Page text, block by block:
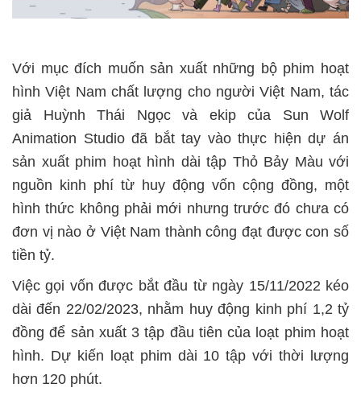
Với mục đích muốn sản xuất những bộ phim hoạt
hình Việt Nam chất lượng cho người Việt Nam, tác
giả Huỳnh Thái Ngọc và ekip của Sun Wolf
Animation Studio đã bắt tay vào thực hiện dự án
sản xuất phim hoạt hình dài tập Thỏ Bảy Màu với
nguồn kinh phí từ huy động vốn cộng đồng, một
hình thức không phải mới nhưng trước đó chưa có
đơn vị nào ở Việt Nam thành công đạt được con số
tiền tỷ.
Việc gọi vốn được bắt đầu từ ngày 15/11/2022 kéo
dài đến 22/02/2023, nhằm huy động kinh phí 1,2 tỷ
đồng để sản xuất 3 tập đầu tiên của loạt phim hoạt
hình. Dự kiến loạt phim dài 10 tập với thời lượng
hơn 120 phút.